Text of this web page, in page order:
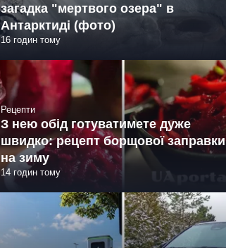
загадка "мертвого озера" в
Антарктиді (фото)
16 годин тому
Рецепти
З нею обід готуватимете дуже
швидко: рецепт борщової заправки
на зиму
14 годин тому